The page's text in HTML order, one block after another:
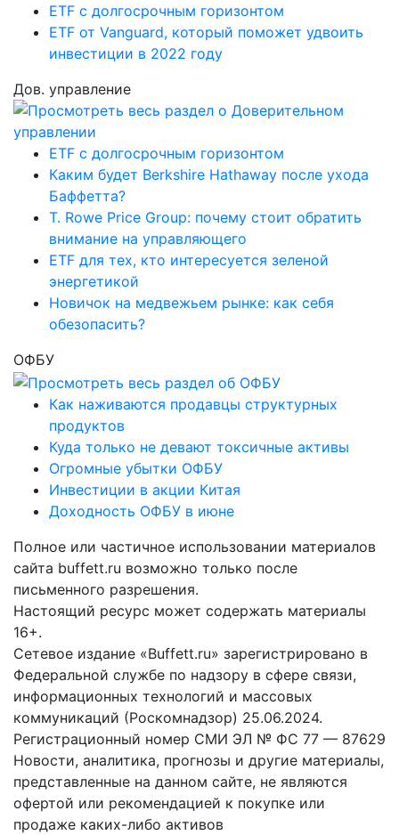
ETF с долгосрочным горизонтом
ETF от Vanguard, который поможет удвоить
инвестиции в 2022 году
Дов. управление
ETF с долгосрочным горизонтом
Каким будет Berkshire Hathaway после ухода
Баффетта?
T. Rowe Price Group: почему стоит обратить
внимание на управляющего
ETF для тех, кто интересуется зеленой
энергетикой
Новичок на медвежьем рынке: как себя
обезопасить?
ОФБУ
Как наживаются продавцы структурных
продуктов
Куда только не девают токсичные активы
Огромные убытки ОФБУ
Инвестиции в акции Китая
Доходность ОФБУ в июне
Полное или частичное использовании материалов
сайта buffett.ru возможно только после
письменного разрешения.
Настоящий ресурс может содержать материалы
16+.
Сетевое издание «Buffett.ru» зарегистрировано в
Федеральной службе по надзору в сфере связи,
информационных технологий и массовых
коммуникаций (Роскомнадзор) 25.06.2024.
Регистрационный номер СМИ ЭЛ № ФС 77 — 87629
Новости, аналитика, прогнозы и другие материалы,
представленные на данном сайте, не являются
офертой или рекомендацией к покупке или
продаже каких-либо активов